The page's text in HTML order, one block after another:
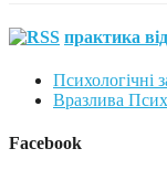
практика
Психологічні
Вразлива
Facebook